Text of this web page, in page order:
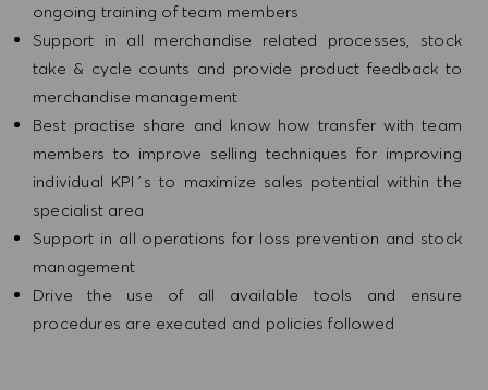
ongoing training of team members
Support in all merchandise related processes, stock
take & cycle counts and provide product feedback to
merchandise management
Best practise share and know how transfer with team
members to improve selling techniques for improving
individual KPI´s to maximize sales potential within the
specialist area
Support in all operations for loss prevention and stock
management
Drive the use of all available tools and ensure
procedures are executed and policies followed